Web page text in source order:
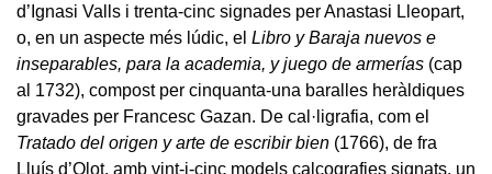
d’Ignasi Valls i trenta-cinc signades per Anastasi Lleopart,
o, en un aspecte més lúdic, el Libro y Baraja nuevos e
inseparables, para la academia, y juego de armerías (cap
al 1732), compost per cinquanta-una baralles heràldiques
gravades per Francesc Gazan. De cal·ligrafia, com el
Tratado del origen y arte de escribir bien (1766), de fra
Lluís d’Olot, amb vint-i-cinc models calcografies signats, un